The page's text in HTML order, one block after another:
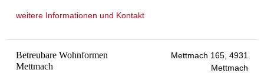
weitere Informationen und Kontakt
Betreubare Wohnformen
Mettmach
Mettmach 165, 4931
Mettmach